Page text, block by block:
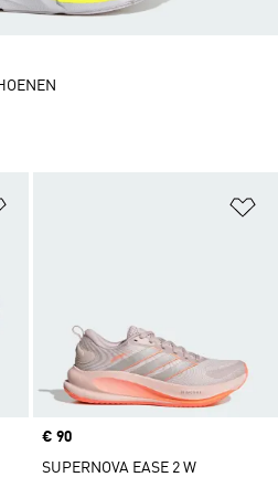
Price
€ 90
SUPERNOVA EASE 2 W